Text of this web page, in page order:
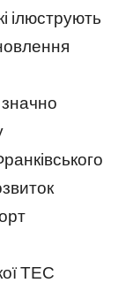
ілюструють
ТЕС